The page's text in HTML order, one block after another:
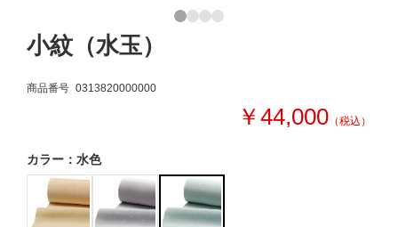
小紋（水玉）
商品番号 0313820000000
￥44,000 （税込）
カラー：水色